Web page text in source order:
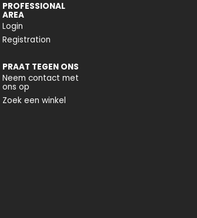
PROFESSIONAL
AREA
Login
Registration
PRAAT TEGEN ONS
Neem contact met
ons op
Zoek een winkel